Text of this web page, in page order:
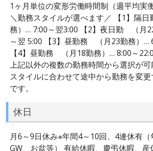
1ヶ月単位の変形労働時間制（週平均実
＼勤務スタイルが選べます／ 【1】隔日
務）… 7:00～翌3:00 【2】夜日勤 （月
～翌 5:00 【3】昼勤務 （月23勤務）…
【4】昼勤務 （月18勤務）… 8:00～
上記以外の複数の勤務時間から選択が
スタイルに合わせて途中から勤務を変
です。
休日
月6～9日休み※年間4～10回、4連休有（
GW、お盆等） 有給休暇、慶弔休暇、